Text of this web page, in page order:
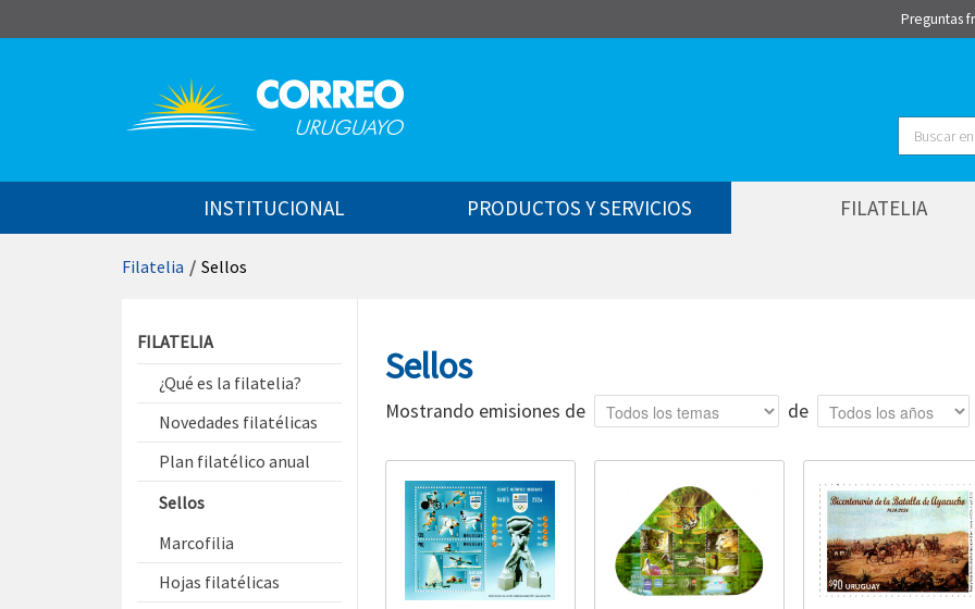
Preguntas
Buscar
INSTITUCIONAL PRODUCTOS Y SERVICIOS FILATELIA
Filatelia / Sellos
FILATELIA
¿Qué es la filatelia?
Novedades filatélicas
Plan filatélico anual
Sellos
Marcofilia
Hojas filatélicas
Sellos
Mostrando emisiones de Tema de Año